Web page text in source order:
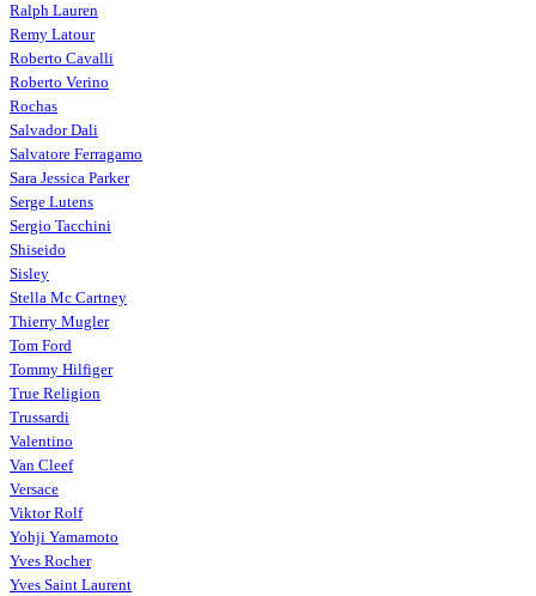
Ralph Lauren
Remy Latour
Roberto Cavalli
Roberto Verino
Rochas
Salvador Dali
Salvatore Ferragamo
Sara Jessica Parker
Serge Lutens
Sergio Tacchini
Shiseido
Sisley
Stella Mc Cartney
Thierry Mugler
Tom Ford
Tommy Hilfiger
True Religion
Trussardi
Valentino
Van Cleef
Versace
Viktor Rolf
Yohji Yamamoto
Yves Rocher
Yves Saint Laurent